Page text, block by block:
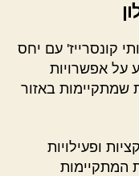
קונסרייז' עם יחס
על אפשרויות
שמתקיימות באזור
ופעילויות
המתקיימות